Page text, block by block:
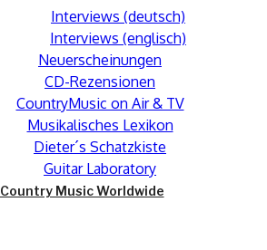
Interviews (deutsch)
Interviews (englisch)
Neuerscheinungen
CD-Rezensionen
CountryMusic on Air & TV
Musikalisches Lexikon
Dieter´s Schatzkiste
Guitar Laboratory
Country Music Worldwide